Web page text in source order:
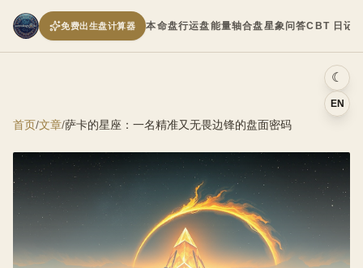
本命盘行运盘能量轴合盘星象问答CBT 日记
免费出生盘计算器
☾
EN
首页/文章/萨卡的星座：一名精准又无畏边锋的盘面密码